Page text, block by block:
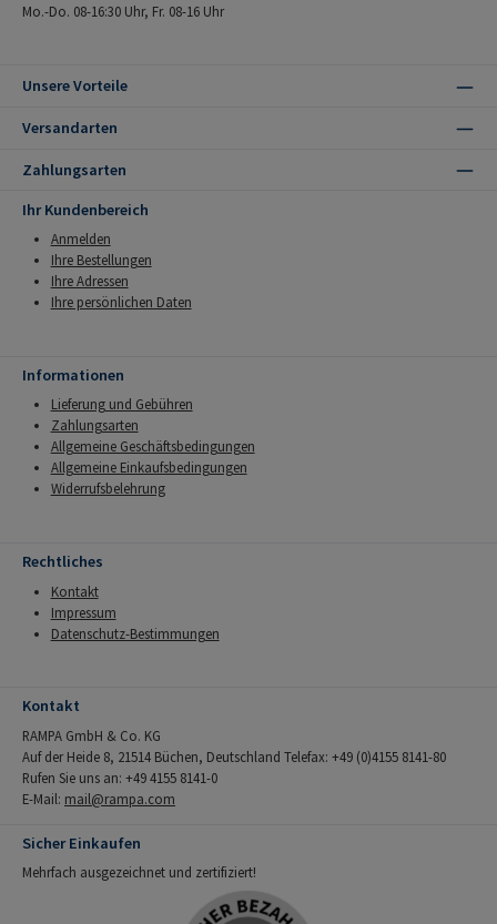
Mo.-Do. 08-16:30 Uhr, Fr. 08-16 Uhr
Unsere Vorteile
Versandarten
Zahlungsarten
Ihr Kundenbereich
Anmelden
Ihre Bestellungen
Ihre Adressen
Ihre persönlichen Daten
Informationen
Lieferung und Gebühren
Zahlungsarten
Allgemeine Geschäftsbedingungen
Allgemeine Einkaufsbedingungen
Widerrufsbelehrung
Rechtliches
Kontakt
Impressum
Datenschutz-Bestimmungen
Kontakt
RAMPA GmbH & Co. KG
Auf der Heide 8, 21514 Büchen, Deutschland Telefax: +49 (0)4155 8141-80
Rufen Sie uns an: +49 4155 8141-0
E-Mail: mail@rampa.com
Sicher Einkaufen
Mehrfach ausgezeichnet und zertifiziert!